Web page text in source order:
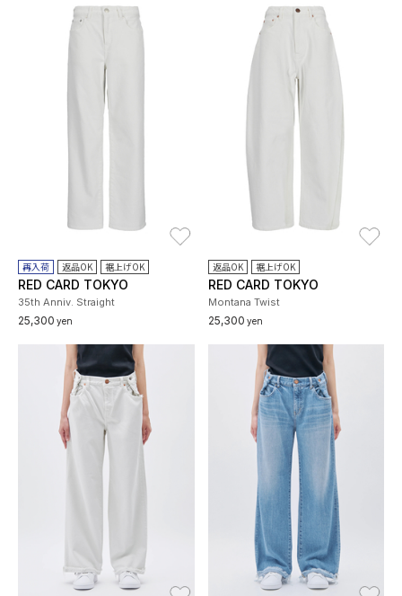
再入荷 返品OK 裾上げOK
RED CARD TOKYO
35th Anniv. Straight
25,300 yen
返品OK 裾上げOK
RED CARD TOKYO
Montana Twist
25,300 yen